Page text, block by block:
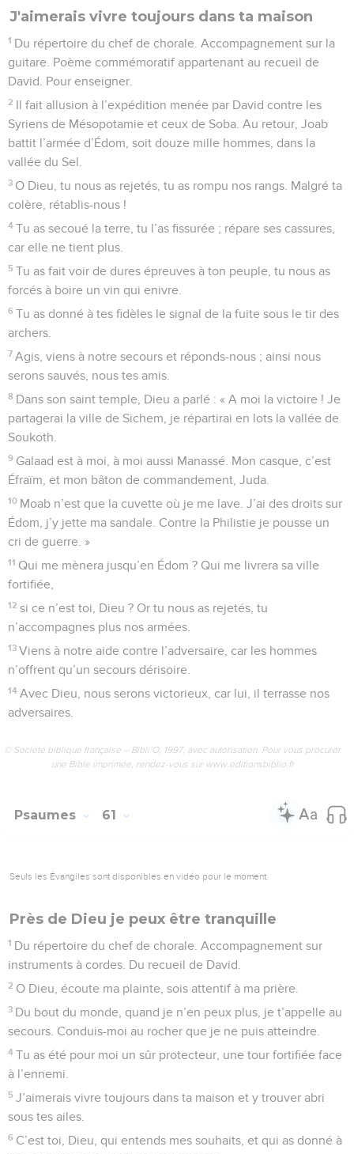
Dieu répond aux appels de son peuple
vaincu
1 Du répertoire du chef de chorale. A chanter sur l’air de « Ne
laisse pas détruire... ». Poème appartenant au recueil de
David. Il fait allusion à Saül envoyant surveiller la maison de
David pour le tuer.
2 Mon Dieu, délivre-moi de ceux qui m’en veulent, protège-
moi contre mes agresseurs.
3 Délivre-moi de ceux qui causent mon malheur, sauve-moi
de ces assassins.
4
Les voici, en effet, qui me guettent ; ces gens cruels
veulent m’attaquer. Je n’ai pourtant pas commis de faute, je
n’ai pas manqué à mes devoirs, Seigneur ;
5 je n’ai rien fait de mal, mais ils accourent, ils se préparent.
Réveille-toi, viens jusqu’à moi et regarde.
6 Toi, Seigneur, Dieu de l’univers, Dieu d’Israël, réveille-toi,
interviens contre ces païens, refuse ta faveur à tous ces
traîtres.
7 Vers le soir, ils reviennent comme une meute de chiens
hurlants et font le tour de la ville.
8 Ils ont la bouche pleine de méchancetés, leurs paroles sont
des poignards. Qui d’autre les entendra ?
9 Mais toi, Seigneur, tu te mets à rire d’eux, tu te moques de
tous ces païens.
10 Je regarde vers toi, mon protecteur. C’est toi, Dieu, qui es
ma forteresse.
11 Mon Dieu, qui est si bon, viendra jusqu’à moi, il me fera
voir mes adversaires battus.
12 Ne les massacre pas tout de suite, de peur que mon
peuple oublie ta victoire. Secoue-les avec force, fais-les
tomber, Seigneur, notre bouclier.
13 Leur moindre parole est une offense pour toi. Qu’ils soient
pris au piège de leur orgueil, parce qu’ils n’ont fait que
maudire et mentir !
voie plus ! Alors on saura jusqu’au bout du monde qu’il y a
un Dieu souverain en Israël. Pause
hurlants, et font le tour de la ville.
17 Moi, je célébrerai ta puissance, dès le matin je crierai ta
suis dans la détresse.
18 Mon protecteur, je veux te célébrer par mes chants, car tu
es ma forteresse, ô Dieu, mon Dieu, toi qui es si bon.
© Société biblique française – Bibli’O, 1997, avec autorisation. Pour vous procurer
une Bible imprimée, rendez-vous sur www.editionsbiblio.fr
Psaumes 60